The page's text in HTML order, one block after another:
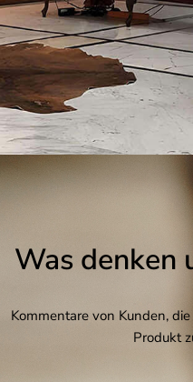
Was denken
Kommentare von Kunden,
Produkt